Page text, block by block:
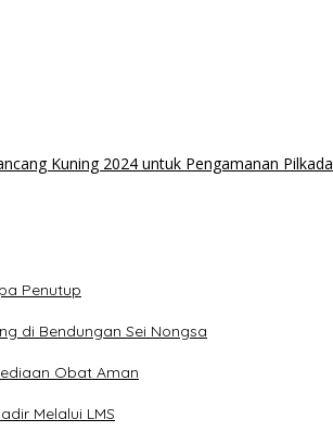
Kuning 2024 untuk Pengamanan Pilkada
Penutup
di Bendungan Sei Nongsa
Obat Aman
Melalui LMS